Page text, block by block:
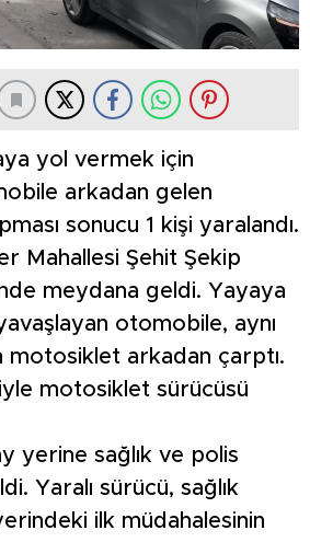
yol vermek için
arkadan gelen
sonucu 1 kişi yaralandı.
Mahallesi Şehit Şekip
meydana geldi. Yayaya
otomobile, aynı
arkadan çarptı.
motosiklet sürücüsü
yerine sağlık ve polis
Yaralı sürücü, sağlık
ilk müdahalesinin